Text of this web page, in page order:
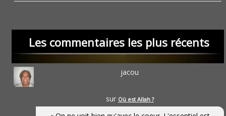
Les commentaires les plus récents
jacou
sur Où est Allah ?